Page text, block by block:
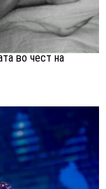
во чест на